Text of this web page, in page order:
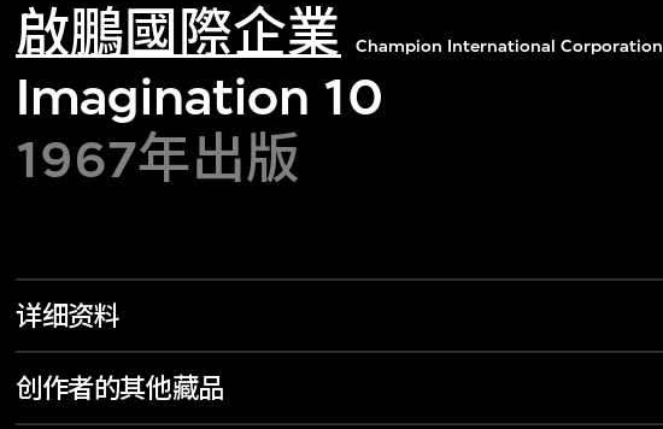
啟鵬國際企業 Champion International Corporation
Imagination 10
1967年出版
详细资料
创作者的其他藏品